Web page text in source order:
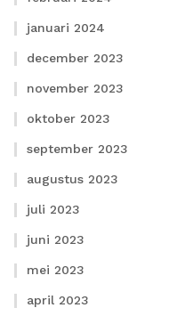
januari 2024
december 2023
november 2023
oktober 2023
september 2023
augustus 2023
juli 2023
juni 2023
mei 2023
april 2023